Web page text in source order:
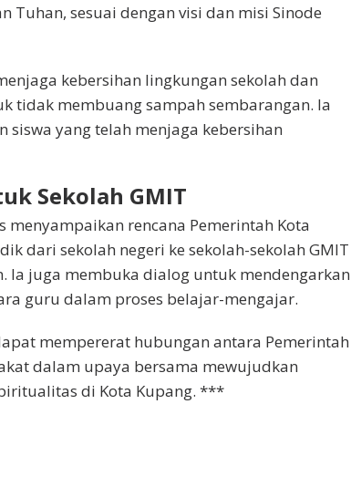
sesuai dengan visi dan misi Sinode
kebersihan lingkungan sekolah dan
tidak membuang sampah sembarangan. Ia
siswa yang telah menjaga kebersihan
Sekolah GMIT
rencana Pemerintah Kota
dari sekolah negeri ke sekolah-sekolah GMIT
Ia juga membuka dialog untuk mendengarkan
guru dalam proses belajar-mengajar.
mempererat hubungan antara Pemerintah
dalam upaya bersama mewujudkan
di Kota Kupang. ***